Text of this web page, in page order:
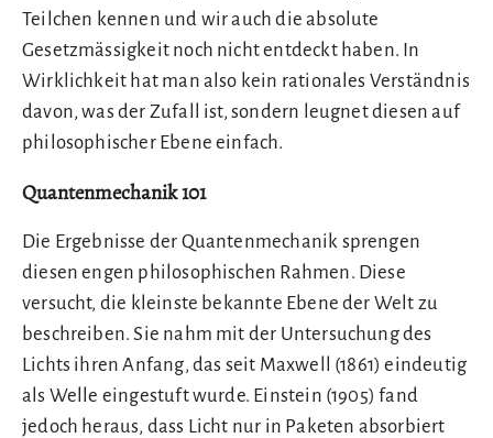
Teilchen kennen und wir auch die absolute
Gesetzmässigkeit noch nicht entdeckt haben. In
Wirklichkeit hat man also kein rationales Verständnis
davon, was der Zufall ist, sondern leugnet diesen auf
philosophischer Ebene einfach.
Quantenmechanik 101
Die Ergebnisse der Quantenmechanik sprengen
diesen engen philosophischen Rahmen. Diese
versucht, die kleinste bekannte Ebene der Welt zu
beschreiben. Sie nahm mit der Untersuchung des
Lichts ihren Anfang, das seit Maxwell (1861) eindeutig
als Welle eingestuft wurde. Einstein (1905) fand
jedoch heraus, dass Licht nur in Paketen absorbiert